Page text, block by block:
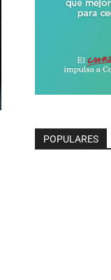
POPULARES